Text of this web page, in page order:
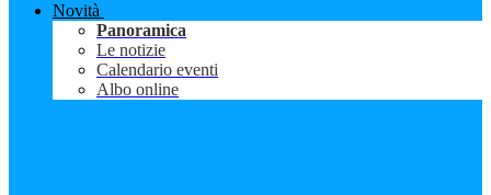
Novità
Panoramica
Le notizie
Calendario eventi
Albo online